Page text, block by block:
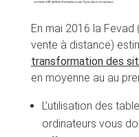
En mai 2016 la
vente à distance)
transformation des
en moyenne au au
L’utilisation des
ordinateurs vous